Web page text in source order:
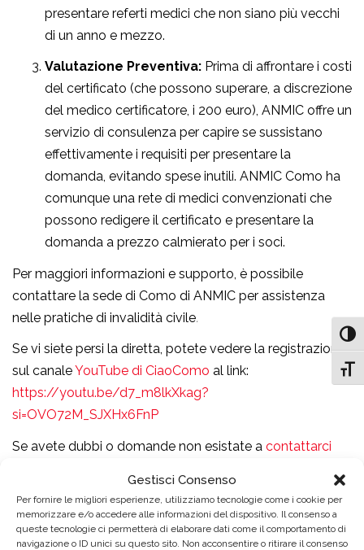
Gestisci Consenso
Per fornire le migliori esperienze, utilizziamo tecnologie come i cookie per
memorizzare e/o accedere alle informazioni del dispositivo. Il consenso a
queste tecnologie ci permetterà di elaborare dati come il comportamento di
navigazione o ID unici su questo sito. Non acconsentire o ritirare il consenso
presentare referti medici che non siano più vecchi
di un anno e mezzo.
Valutazione Preventiva: Prima di affrontare i costi
del certificato (che possono superare, a discrezione
del medico certificatore, i 200 euro), ANMIC offre un
servizio di consulenza per capire se sussistano
effettivamente i requisiti per presentare la
domanda, evitando spese inutili. ANMIC Como ha
comunque una rete di medici convenzionati che
possono redigere il certificato e presentare la
domanda a prezzo calmierato per i soci.
Per maggiori informazioni e supporto, è possibile
contattare la sede di Como di ANMIC per assistenza
nelle pratiche di invalidità civile.
Se vi siete persi la diretta, potete vedere la registrazione
sul canaleYouTube di CiaoComo al link:
https://youtu.be/d7_m8lkXkag?
si=OVO72M_SJXHx6FnP
Se avete dubbi o domande non esistate a contattarci